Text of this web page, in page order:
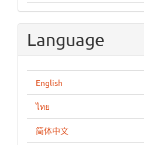
Language
English
ไทย
简体中文